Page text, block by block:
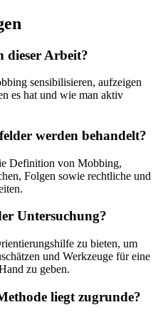
dieser Arbeit?
sensibilisieren, aufzeigen
es hat und wie man aktiv
werden behandelt?
Definition von Mobbing,
Folgen sowie rechtliche und
Untersuchung?
zu bieten, um
und Werkzeuge für eine
zu geben.
liegt zugrunde?